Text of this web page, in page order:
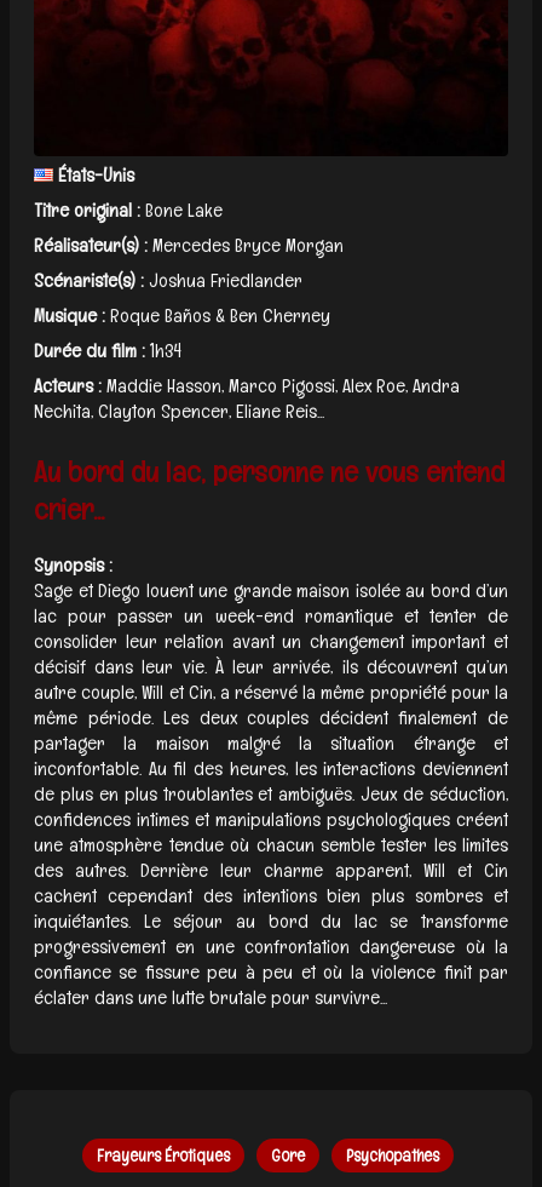
États-Unis
Titre original :Bone Lake
Réalisateur(s) :Mercedes Bryce Morgan
Scénariste(s) :Joshua Friedlander
Musique :Roque Baños & Ben Cherney
Durée du film :1h34
Acteurs :Maddie Hasson, Marco Pigossi, Alex Roe, Andra
Nechita, Clayton Spencer, Eliane Reis...
Au bord du lac, personne ne vous entend
crier...
Synopsis :
Sage et Diego louent une grande maison isolée au bord d’un
lac pour passer un week-end romantique et tenter de
consolider leur relation avant un changement important et
décisif dans leur vie. À leur arrivée, ils découvrent qu’un
autre couple, Will et Cin, a réservé la même propriété pour la
même période. Les deux couples décident finalement de
partager la maison malgré la situation étrange et
inconfortable. Au fil des heures, les interactions deviennent
de plus en plus troublantes et ambiguës. Jeux de séduction,
confidences intimes et manipulations psychologiques créent
une atmosphère tendue où chacun semble tester les limites
des autres. Derrière leur charme apparent, Will et Cin
cachent cependant des intentions bien plus sombres et
inquiétantes. Le séjour au bord du lac se transforme
progressivement en une confrontation dangereuse où la
confiance se fissure peu à peu et où la violence finit par
éclater dans une lutte brutale pour survivre...
Frayeurs Érotiques Gore Psychopathes